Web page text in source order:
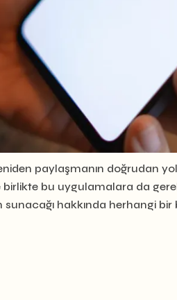
paylaşmanın doğrudan
bu uygulamalara da
hakkında herhangi bir